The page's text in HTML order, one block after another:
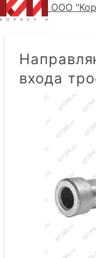
ООО
входа